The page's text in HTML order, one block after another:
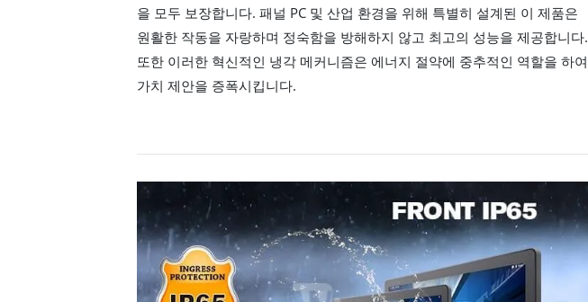
을 모두 보장합니다. 패널 PC 및 산업 환경을 위해 특별히 설계된 이 제품은
원활한 작동을 자랑하며 정숙함을 방해하지 않고 최고의 성능을 제공합니다.
또한 이러한 혁신적인 냉각 메커니즘은 에너지 절약에 중추적인 역할을 하여
가치 제안을 증폭시킵니다.